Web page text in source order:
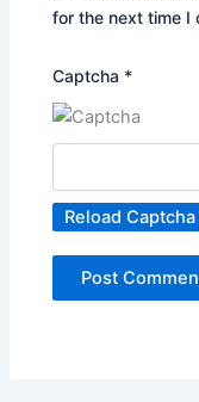
for the next time I
Captcha *
Reload Captcha